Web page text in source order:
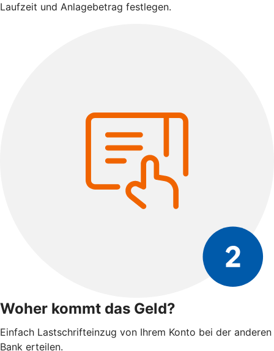
Laufzeit und Anlagebetrag festlegen.
Woher kommt das Geld?
Einfach Lastschrifteinzug von Ihrem Konto bei der anderen
Bank erteilen.